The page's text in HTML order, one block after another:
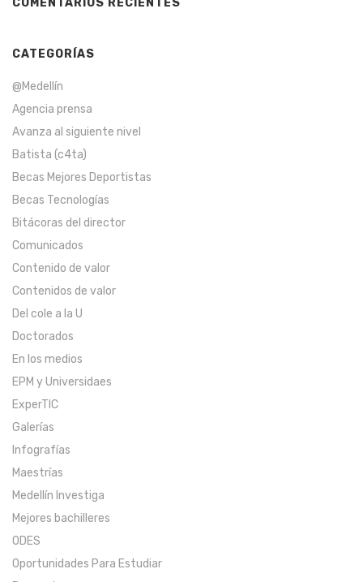
CATEGORÍAS
@Medellín
Agencia prensa
Avanza al siguiente nivel
Batista (c4ta)
Becas Mejores Deportistas
Becas Tecnologías
Bitácoras del director
Comunicados
Contenido de valor
Contenidos de valor
Del cole a la U
Doctorados
En los medios
EPM y Universidaes
ExperTIC
Galerías
Infografías
Maestrías
Medellín Investiga
Mejores bachilleres
ODES
Oportunidades Para Estudiar